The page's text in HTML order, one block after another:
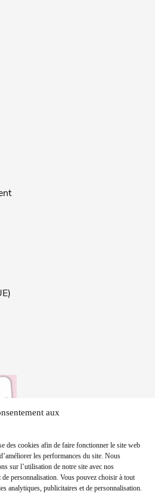
aux
des cookies afin de faire fonctionner le site web
les performances du site. Nous
sur l’utilisation de notre site avec nos
personnalisation. Vous pouvez choisir à tout
analytiques, publicitaires et de personnalisation.